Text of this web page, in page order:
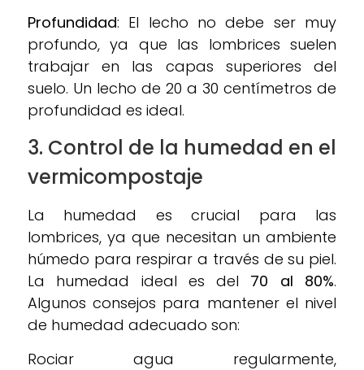
Profundidad: El lecho no debe ser muy
profundo, ya que las lombrices suelen
trabajar en las capas superiores del
suelo. Un lecho de 20 a 30 centímetros de
profundidad es ideal.
3. Control de la humedad en el
vermicompostaje
La humedad es crucial para las
lombrices, ya que necesitan un ambiente
húmedo para respirar a través de su piel.
La humedad ideal es del 70 al 80%.
Algunos consejos para mantener el nivel
de humedad adecuado son:
Rociar agua regularmente,